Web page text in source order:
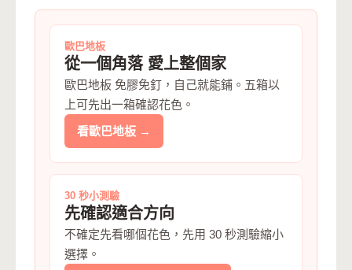
歐巴地板
從一個角落 愛上整個家
歐巴地板 免膠免釘，自己就能鋪。五箱以
上可先出一箱確認花色。
看歐巴地板 →
30 秒小測驗
先確認適合方向
不確定先看哪個花色，先用 30 秒測驗縮小
選擇。